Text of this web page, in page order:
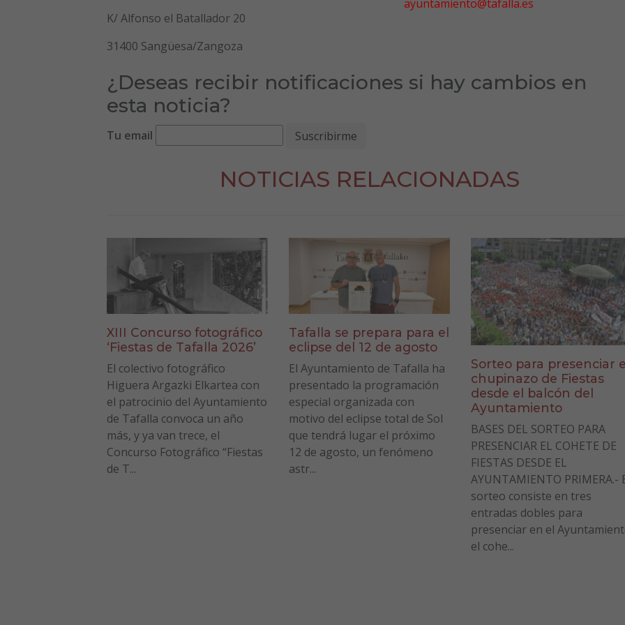
ayuntamiento@tafalla.es
K/ Alfonso el Batallador 20
31400 Sangüesa/Zangoza
¿Deseas recibir notificaciones si hay cambios en
esta noticia?
Tu email
NOTICIAS RELACIONADAS
XIII Concurso fotográfico
‘Fiestas de Tafalla 2026’
El colectivo fotográfico
Higuera Argazki Elkartea con
el patrocinio del Ayuntamiento
de Tafalla convoca un año
más, y ya van trece, el
Concurso Fotográfico “Fiestas
de T...
Tafalla se prepara para el
eclipse del 12 de agosto
El Ayuntamiento de Tafalla ha
presentado la programación
especial organizada con
motivo del eclipse total de Sol
que tendrá lugar el próximo
12 de agosto, un fenómeno
astr...
Sorteo para presenciar el
chupinazo de Fiestas
desde el balcón del
Ayuntamiento
BASES DEL SORTEO PARA
PRESENCIAR EL COHETE DE
FIESTAS DESDE EL
AYUNTAMIENTO PRIMERA.-
sorteo consiste en tres
entradas dobles para
presenciar en el
el cohe...